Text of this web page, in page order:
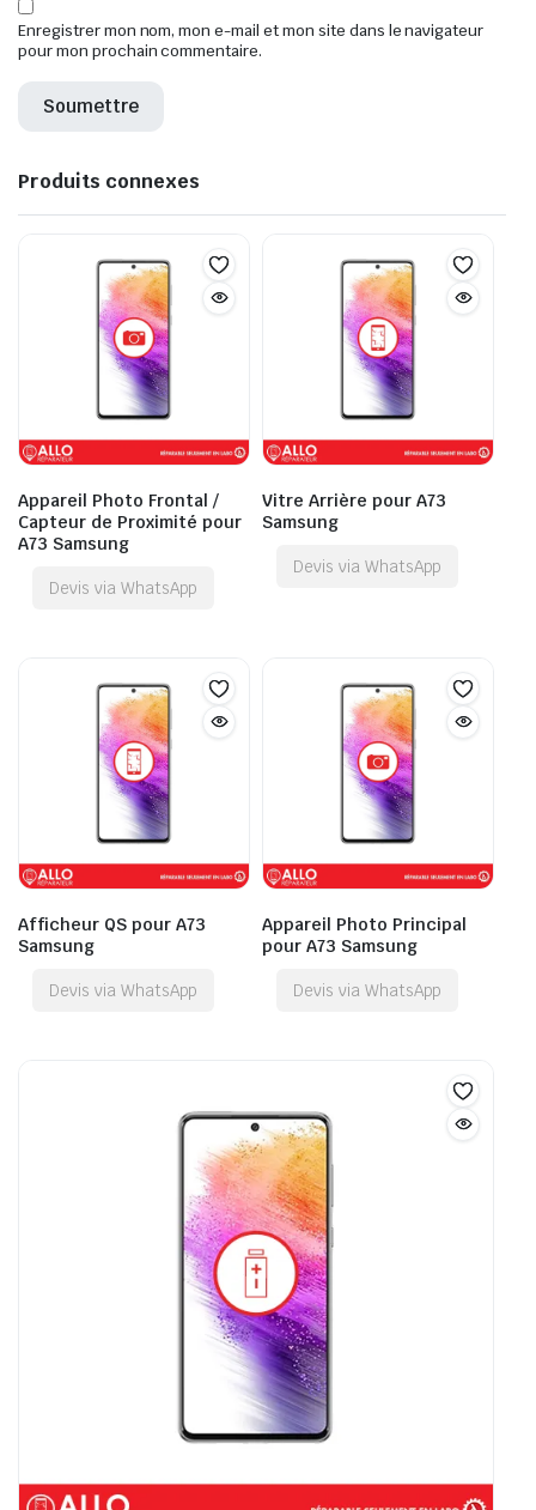
Enregistrer mon nom, mon e-mail et mon site dans le navigateur
pour mon prochain commentaire.
Produits connexes
Appareil Photo Frontal /
Capteur de Proximité pour
A73 Samsung
Devis via WhatsApp
Vitre Arrière pour A73
Samsung
Devis via WhatsApp
Afficheur QS pour A73
Samsung
Devis via WhatsApp
Appareil Photo Principal
pour A73 Samsung
Devis via WhatsApp